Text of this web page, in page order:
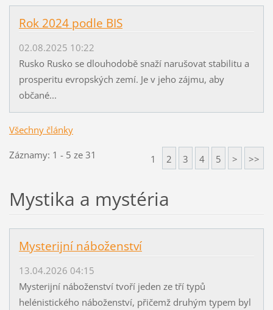
Rok 2024 podle BIS
02.08.2025 10:22
Rusko Rusko se dlouhodobě snaží narušovat stabilitu a
prosperitu evropských zemí. Je v jeho zájmu, aby
občané...
Všechny články
Záznamy: 1 - 5 ze 31 1 2 3 4 5 > >>
Mystika a mystéria
Mysterijní náboženství
13.04.2026 04:15
Mysterijní náboženství tvoří jeden ze tří typů
helénistického náboženství, přičemž druhým typem byl